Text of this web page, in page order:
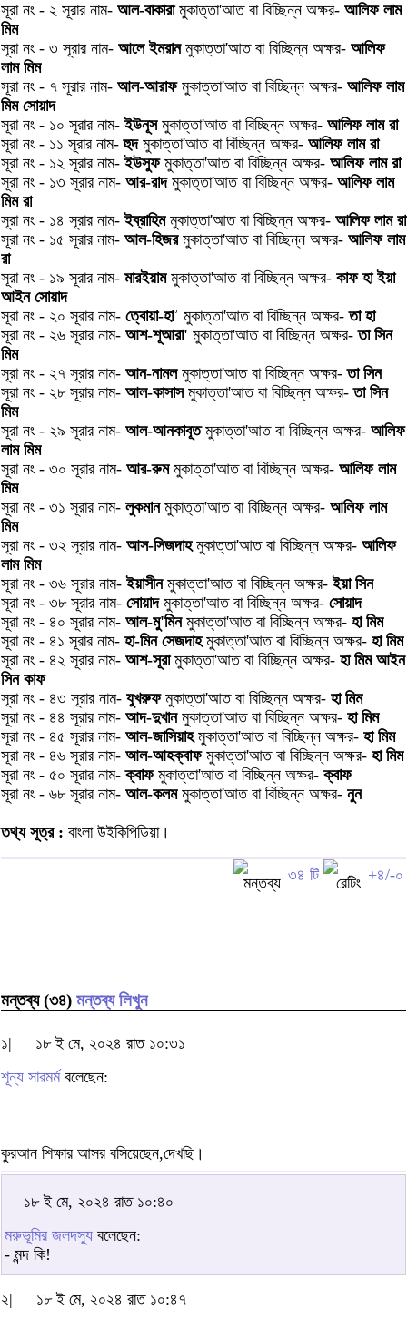
সূরা নং - ২ সূরার নাম- আল-বাকারামুকাত্তা'আত বা বিচ্ছিন্ন অক্ষর- আলিফ লাম
মিম
সূরা নং - ৩ সূরার নাম- আলে ইমরান মুকাত্তা'আত বা বিচ্ছিন্ন অক্ষর- আলিফ
লাম মিম
সূরা নং - ৭ সূরার নাম- আল-আরাফ মুকাত্তা'আত বা বিচ্ছিন্ন অক্ষর- আলিফ লাম
মিম সোয়াদ
সূরা নং - ১০ সূরার নাম- ইউনূস মুকাত্তা'আত বা বিচ্ছিন্ন অক্ষর- আলিফ লাম রা
সূরা নং - ১১ সূরার নাম-হুদ মুকাত্তা'আত বা বিচ্ছিন্ন অক্ষর- আলিফ লাম রা
সূরা নং - ১২ সূরার নাম- ইউসুফ মুকাত্তা'আত বা বিচ্ছিন্ন অক্ষর- আলিফ লাম রা
সূরা নং - ১৩ সূরার নাম- আর-রাদ মুকাত্তা'আত বা বিচ্ছিন্ন অক্ষর- আলিফ লাম
মিম রা
সূরা নং - ১৪ সূরার নাম- ইব্রাহিম মুকাত্তা'আত বা বিচ্ছিন্ন অক্ষর- আলিফ লাম রা
সূরা নং - ১৫ সূরার নাম- আল-হিজর মুকাত্তা'আত বা বিচ্ছিন্ন অক্ষর- আলিফ লাম
রা
সূরা নং - ১৯ সূরার নাম- মারইয়াম মুকাত্তা'আত বা বিচ্ছিন্ন অক্ষর- কাফ হা ইয়া
আইন সোয়াদ
সূরা নং - ২০ সূরার নাম- ত্বোয়া-হাʾ মুকাত্তা'আত বা বিচ্ছিন্ন অক্ষর-তা হা
সূরা নং - ২৬ সূরার নাম- আশ-শূআরা' মুকাত্তা'আত বা বিচ্ছিন্ন অক্ষর-তা সিন
মিম
সূরা নং - ২৭ সূরার নাম- আন-নামল মুকাত্তা'আত বা বিচ্ছিন্ন অক্ষর-তা সিন
সূরা নং - ২৮ সূরার নাম- আল-কাসাস মুকাত্তা'আত বা বিচ্ছিন্ন অক্ষর-তা সিন
মিম
সূরা নং - ২৯ সূরার নাম- আল-আনকাবূতমুকাত্তা'আত বা বিচ্ছিন্ন অক্ষর- আলিফ
লাম মিম
সূরা নং - ৩০ সূরার নাম- আর-রুম মুকাত্তা'আত বা বিচ্ছিন্ন অক্ষর- আলিফ লাম
মিম
সূরা নং - ৩১ সূরার নাম- লুকমান মুকাত্তা'আত বা বিচ্ছিন্ন অক্ষর- আলিফ লাম
মিম
সূরা নং - ৩২ সূরার নাম- আস-সিজদাহমুকাত্তা'আত বা বিচ্ছিন্ন অক্ষর- আলিফ
লাম মিম
সূরা নং - ৩৬ সূরার নাম- ইয়াসীন মুকাত্তা'আত বা বিচ্ছিন্ন অক্ষর- ইয়া সিন
সূরা নং - ৩৮ সূরার নাম- সোয়াদ মুকাত্তা'আত বা বিচ্ছিন্ন অক্ষর- সোয়াদ
সূরা নং - ৪০ সূরার নাম- আল-মু'মিন মুকাত্তা'আত বা বিচ্ছিন্ন অক্ষর- হা মিম
সূরা নং - ৪১ সূরার নাম- হা-মিন সেজদাহমুকাত্তা'আত বা বিচ্ছিন্ন অক্ষর- হা মিম
সূরা নং - ৪২ সূরার নাম- আশ-সূরামুকাত্তা'আত বা বিচ্ছিন্ন অক্ষর- হা মিম আইন
সিন কাফ
সূরা নং - ৪৩ সূরার নাম- যুখরুফ মুকাত্তা'আত বা বিচ্ছিন্ন অক্ষর- হা মিম
সূরা নং - ৪৪ সূরার নাম- আদ-দুখান মুকাত্তা'আত বা বিচ্ছিন্ন অক্ষর- হা মিম
সূরা নং - ৪৫ সূরার নাম- আল-জাসিয়াহমুকাত্তা'আত বা বিচ্ছিন্ন অক্ষর- হা মিম
সূরা নং - ৪৬ সূরার নাম- আল-আহক্বাফ মুকাত্তা'আত বা বিচ্ছিন্ন অক্ষর- হা মিম
সূরা নং - ৫০ সূরার নাম-ক্বাফ মুকাত্তা'আত বা বিচ্ছিন্ন অক্ষর-ক্বাফ
সূরা নং - ৬৮ সূরার নাম- আল-কলম মুকাত্তা'আত বা বিচ্ছিন্ন অক্ষর- নুন
তথ্য সূত্র : বাংলা উইকিপিডিয়া।
৩৪ টি +৪/-০
মন্তব্য (৩৪) মন্তব্য লিখুন
১|
১৮ ই মে, ২০২৪ রাত ১০:৩১
শূন্য সারমর্মবলেছেন:
কুরআন শিক্ষার আসর বসিয়েছেন,দেখছি।
১৮ ই মে, ২০২৪ রাত ১০:৪০
মরুভূমির জলদস্যু বলেছেন:
- মন্দ কি!
২| ১৮ ই মে, ২০২৪ রাত ১০:৪৭